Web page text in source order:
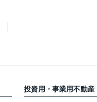
投資用・事業用不動産